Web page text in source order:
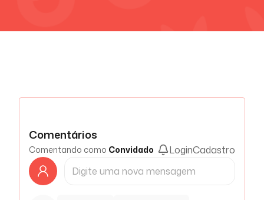
Comentários
Comentando como Convidado LoginCadastro